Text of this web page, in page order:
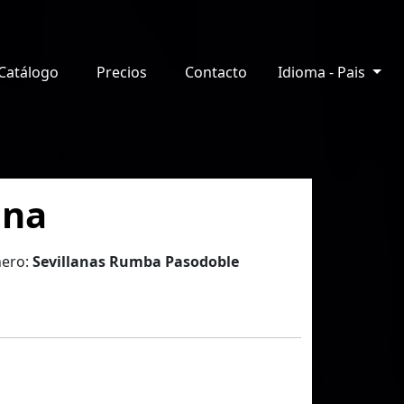
Precios Contacto Idioma - Pais
Sevillanas Rumba Pasodoble